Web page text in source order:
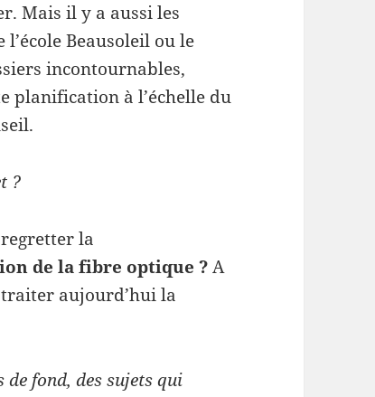
Mais il y a aussi les
Beausoleil ou le
incontournables,
planification à l’échelle du
?
la
de la fibre optique ?A
aujourd’hui la
fond, des sujets qui